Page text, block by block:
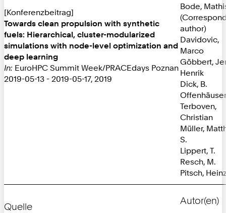
[Konferenzbeitrag]
Towards clean propulsion with synthetic
fuels: Hierarchical, cluster-modularized
simulations with node-level optimization and
deep learning
In: EuroHPC Summit Week/PRACEdays Poznan
2019-05-13 - 2019-05-17, 2019
Bode,
author)
Davidovic,
Marco
Göbbert,
Henrik
Dick, B.
Terboven,
Christian
Müller,
S.
Lippert, T.
Resch, M.
Pitsch,
Quelle
Autor(en)